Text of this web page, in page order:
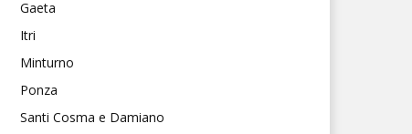
Gaeta
Itri
Minturno
Ponza
Santi Cosma e Damiano